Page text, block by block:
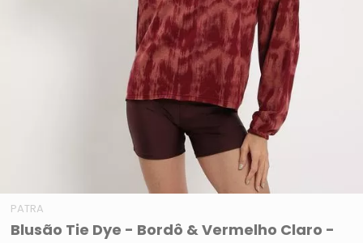
PATRA
Blusão Tie Dye - Bordô & Vermelho Claro -